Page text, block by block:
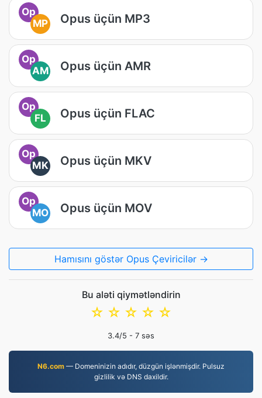
Op
MP
Opus üçün MP3
Op
AM
Opus üçün AMR
Op
FL
Opus üçün FLAC
Op
MK
Opus üçün MKV
Op
MO
Opus üçün MOV
Hamısını göstər Opus Çeviricilər →
Bu aləti qiymətləndirin
☆
☆
☆
☆
☆
3.4/5 - 7 səs
N6.com — Domeninizin adıdır, düzgün işlənmişdir. Pulsuz
gizlilik və DNS daxildir.